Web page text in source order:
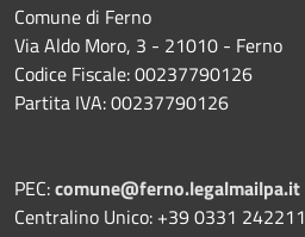
Comune di Ferno
Via Aldo Moro, 3 - 21010 - Ferno
Codice Fiscale: 00237790126
Partita IVA: 00237790126
PEC:comune@ferno.legalmailpa.it
Centralino Unico: +39 0331 242211